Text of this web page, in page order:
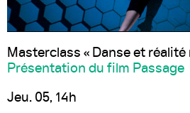
Masterclass « Danse et
Présentation du film Passage
Jeu. 05, 14h